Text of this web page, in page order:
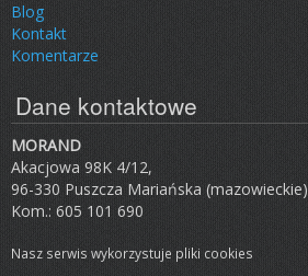
Blog
Kontakt
Komentarze
Dane kontaktowe
MORAND
Akacjowa 98K 4/12,
96-330 Puszcza Mariańska (mazowieckie)
Kom.: 605 101 690
Nasz serwis wykorzystuje pliki cookies